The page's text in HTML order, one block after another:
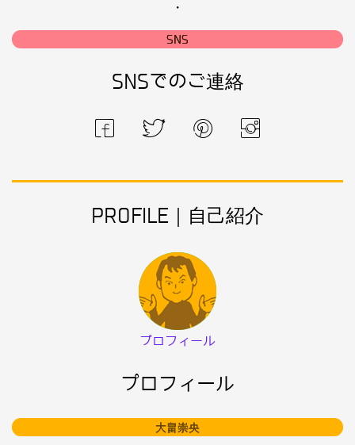
・
SNS
SNSでのご連絡
PROFILE｜自己紹介
プロフィール
プロフィール
大畠崇央